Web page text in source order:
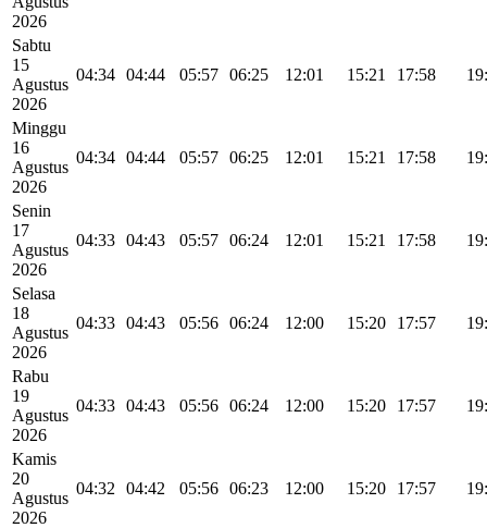
2026
Sabtu
15
Agustus
2026
04:34 04:44 05:57 06:25 12:01 15:21 17:58
Minggu
16
Agustus
2026
04:34 04:44 05:57 06:25 12:01 15:21 17:58
Senin
17
Agustus
2026
04:33 04:43 05:57 06:24 12:01 15:21 17:58
Selasa
18
Agustus
2026
04:33 04:43 05:56 06:24 12:00 15:20 17:57
Rabu
19
Agustus
2026
04:33 04:43 05:56 06:24 12:00 15:20 17:57
Kamis
20
Agustus
2026
04:32 04:42 05:56 06:23 12:00 15:20 17:57